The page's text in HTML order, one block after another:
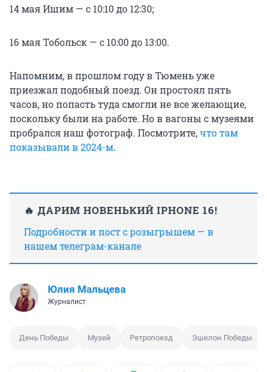
14 мая Ишим — с 10:10 до 12:30;
16 мая Тобольск — с 10:00 до 13:00.
Напомним, в прошлом году в Тюмень уже
приезжал подобный поезд. Он простоял пять
часов, но попасть туда смогли не все желающие,
поскольку были на работе. Но в вагоны с музеями
пробрался наш фотограф. Посмотрите,что там
показывали в 2024-м.
🔥 ДАРИМ НОВЕНЬКИЙ IPHONE 16!
Подробности и пост с розыгрышем — в
нашем телеграм-канале
Юлия Мальцева
Журналист
День Победы Музей Ретропоезд Эшелон Победы